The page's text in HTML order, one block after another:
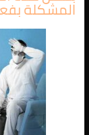
المشكلة